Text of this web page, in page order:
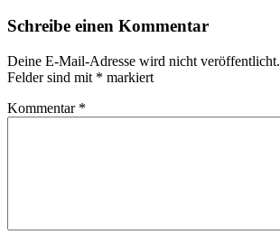
Schreibe einen Kommentar
Deine E-Mail-Adresse wird nicht veröffentlicht.
Felder sind mit * markiert
Kommentar *